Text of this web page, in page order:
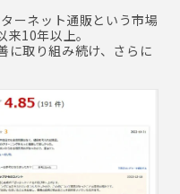
ーネット通販という市場
10年以上。
に取り組み続け、さらに